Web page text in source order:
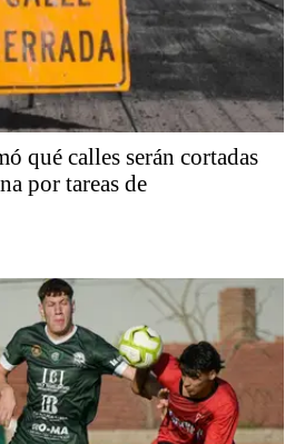
qué calles serán cortadas
por tareas de